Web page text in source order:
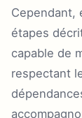
Cependant,
étapes
capable de
respectant